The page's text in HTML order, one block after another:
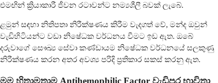
එමඟින් ක්‍රියාකාරී ජීවන රටාවන්ට නම්‍යශීලී බවක් ලැබේ.
ළමුන් සඳහා නිතිපතා නිරීක්ෂණය කිරීම වැදගත් වේ, මන්ද ඔවුන්
වැඩිහිටියන්ට වඩා නිෂේධක වර්ධනය වීමට ඉඩ ඇත. ඔබේ
දරුවාගේ සෞඛ්‍ය සේවා කණ්ඩායම නිෂේධක වර්ධනයේ සලකුණු
නිරීක්ෂණය කරන අතර අවශ්‍ය පරිදි ප්‍රතිකාර සකස් කරනු ඇත.